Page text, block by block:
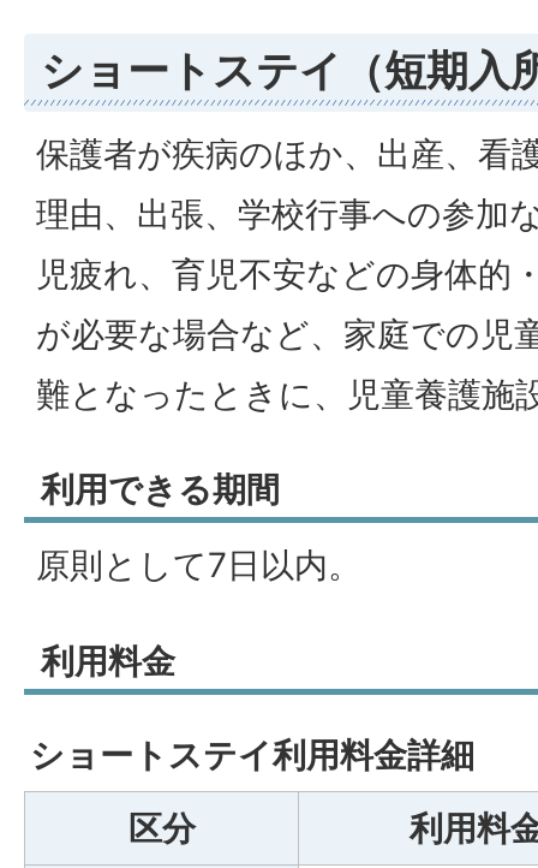
ショートステイ（短期入
保護者が疾病のほか、出産、看
理由、出張、学校行事への参加
児疲れ、育児不安などの身体的
が必要な場合など、家庭での児
難となったときに、児童養護施
利用できる期間
原則として7日以内。
利用料金
ショートステイ利用料金詳細
区分
利用料